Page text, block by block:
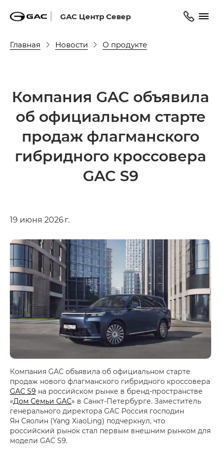
GAC Центр Север
Главная Новости О продукте
Компания GAC объявила
об официальном старте
продаж флагманского
гибридного кроссовера
GAC S9
19 июня 2026 г.
Компания GAC объявила об официальном старте
продаж нового флагманского гибридного кроссовера
GAC S9 на российском рынке в бренд-пространстве
«Дом Семьи GAC» в Санкт-Петербурге. Заместитель
генерального директора GAC Россия господин
Ян Сяолин (Yang XiaoLing) подчеркнул, что
российский рынок стал первым внешним рынком для
модели GAC S9.